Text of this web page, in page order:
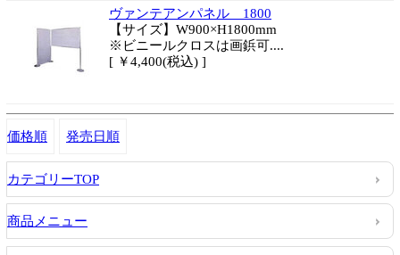
ヴァンテアンパネル 1800
【サイズ】W900×H1800mm
※ビニールクロスは画鋲可....
[ ￥4,400(税込) ]
価格順 発売日順
カテゴリーTOP
商品メニュー